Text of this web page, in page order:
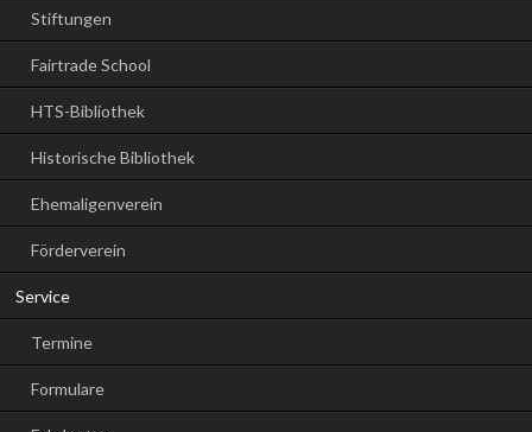
Stiftungen
Fairtrade School
HTS-Bibliothek
Historische Bibliothek
Ehemaligenverein
Förderverein
Service
Termine
Formulare